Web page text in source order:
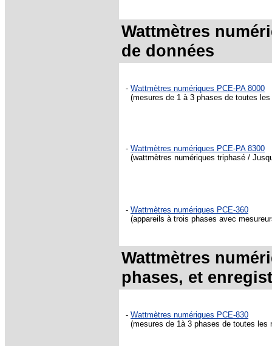
Wattmètres
de données
- Wattmètres numériques PCE-PA 8000
(mesures de 1 à 3 phases de toutes
- Wattmètres numériques PCE-PA 8300
(wattmètres numériques triphasé /
- Wattmètres numériques PCE-360
(appareils à trois phases avec
Wattmètres
phases, et
- Wattmètres numériques PCE-830
(mesures de 1à 3 phases de toutes